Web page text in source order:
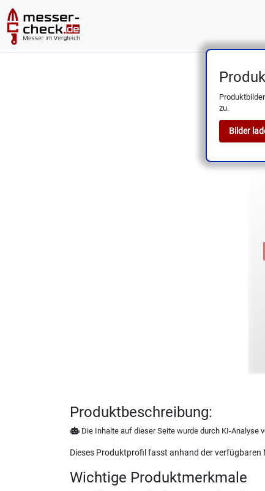
zu.
Bilder
Produktbeschreibung:
Die Inhalte auf dieser Seite wurde durch KI-
Dieses Produktprofil fasst anhand der
Wichtige Produktmerkmale